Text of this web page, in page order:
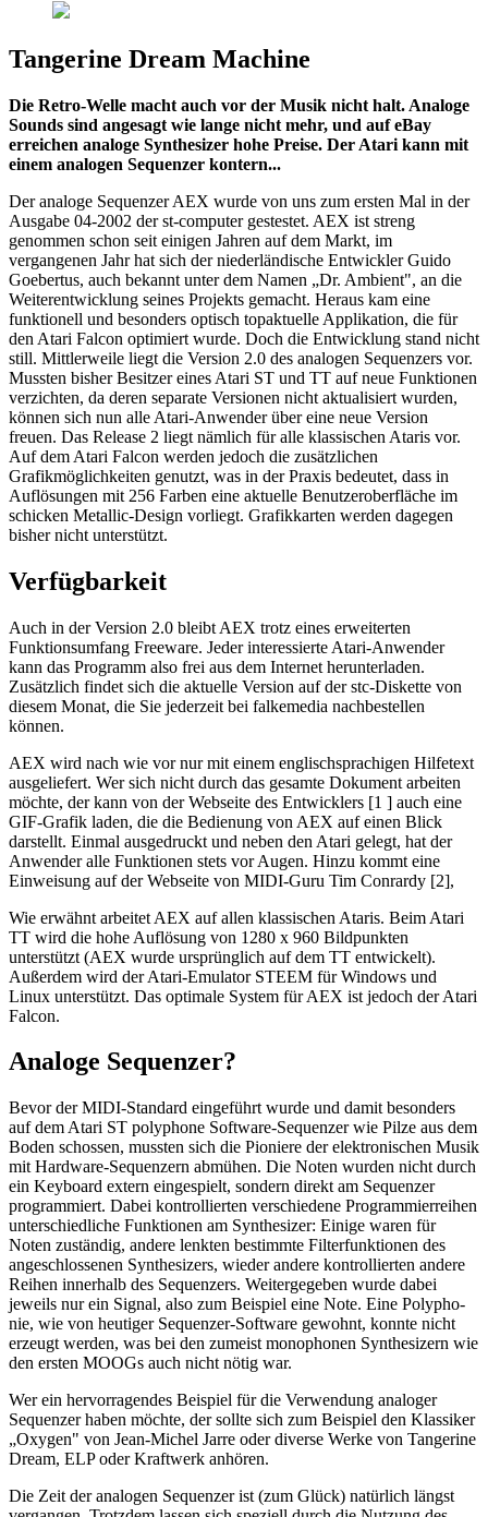
Tangerine Dream Machine
Die Retro-Welle macht auch vor der Musik nicht halt. Analoge
Sounds sind angesagt wie lange nicht mehr, und auf eBay
erreichen analoge Synthesizer hohe Preise. Der Atari kann mit
einem analogen Sequenzer kontern...
Der analoge Sequenzer AEX wurde von uns zum ersten Mal in der
Ausgabe 04-2002 der st-computer gestestet. AEX ist streng
genommen schon seit einigen Jahren auf dem Markt, im
vergangenen Jahr hat sich der niederländische Entwickler Guido
Goebertus, auch bekannt unter dem Namen „Dr. Ambient", an die
Weiterentwicklung seines Projekts gemacht. Heraus kam eine
funktionell und besonders optisch topaktuelle Applikation, die für
den Atari Falcon optimiert wurde. Doch die Entwicklung stand nicht
still. Mittlerweile liegt die Version 2.0 des analogen Sequenzers vor.
Mussten bisher Besitzer eines Atari ST und TT auf neue Funktionen
verzichten, da deren separate Versionen nicht aktualisiert wurden,
können sich nun alle Atari-Anwender über eine neue Version
freuen. Das Release 2 liegt nämlich für alle klassischen Ataris vor.
Auf dem Atari Falcon werden jedoch die zusätzlichen
Grafikmöglichkeiten genutzt, was in der Praxis bedeutet, dass in
Auflösungen mit 256 Farben eine aktuelle Benutzeroberfläche im
schicken Metallic-Design vorliegt. Grafikkarten werden dagegen
bisher nicht unterstützt.
Verfügbarkeit
Auch in der Version 2.0 bleibt AEX trotz eines erweiterten
Funktionsumfang Freeware. Jeder interessierte Atari-Anwender
kann das Programm also frei aus dem Internet herunterladen.
Zusätzlich findet sich die aktuelle Version auf der stc-Diskette von
diesem Monat, die Sie jederzeit bei falkemedia nachbestellen
können.
AEX wird nach wie vor nur mit einem englischsprachigen Hilfetext
ausgeliefert. Wer sich nicht durch das gesamte Dokument arbeiten
möchte, der kann von der Webseite des Entwicklers [1 ] auch eine
GIF-Grafik laden, die die Bedienung von AEX auf einen Blick
darstellt. Einmal ausgedruckt und neben den Atari gelegt, hat der
Anwender alle Funktionen stets vor Augen. Hinzu kommt eine
Einweisung auf der Webseite von MIDI-Guru Tim Conrardy [2],
Wie erwähnt arbeitet AEX auf allen klassischen Ataris. Beim Atari
TT wird die hohe Auflösung von 1280 x 960 Bildpunkten
unterstützt (AEX wurde ursprünglich auf dem TT entwickelt).
Außerdem wird der Atari-Emulator STEEM für Windows und
Linux unterstützt. Das optimale System für AEX ist jedoch der Atari
Falcon.
Analoge Sequenzer?
Bevor der MIDI-Standard eingeführt wurde und damit besonders
auf dem Atari ST polyphone Software-Sequenzer wie Pilze aus dem
Boden schossen, mussten sich die Pioniere der elektronischen Musik
mit Hardware-Sequenzern abmühen. Die Noten wurden nicht durch
ein Keyboard extern eingespielt, sondern direkt am Sequenzer
programmiert. Dabei kontrollierten verschiedene Programmierreihen
unterschiedliche Funktionen am Synthesizer: Einige waren für
Noten zuständig, andere lenkten bestimmte Filterfunktionen des
angeschlossenen Synthesizers, wieder andere kontrollierten andere
Reihen innerhalb des Sequenzers. Weitergegeben wurde dabei
jeweils nur ein Signal, also zum Beispiel eine Note. Eine Polypho-
nie, wie von heutiger Sequenzer-Software gewohnt, konnte nicht
erzeugt werden, was bei den zumeist monophonen Synthesizern wie
den ersten MOOGs auch nicht nötig war.
Wer ein hervorragendes Beispiel für die Verwendung analoger
Sequenzer haben möchte, der sollte sich zum Beispiel den Klassiker
„Oxygen" von Jean-Michel Jarre oder diverse Werke von Tangerine
Dream, ELP oder Kraftwerk anhören.
Die Zeit der analogen Sequenzer ist (zum Glück) natürlich längst